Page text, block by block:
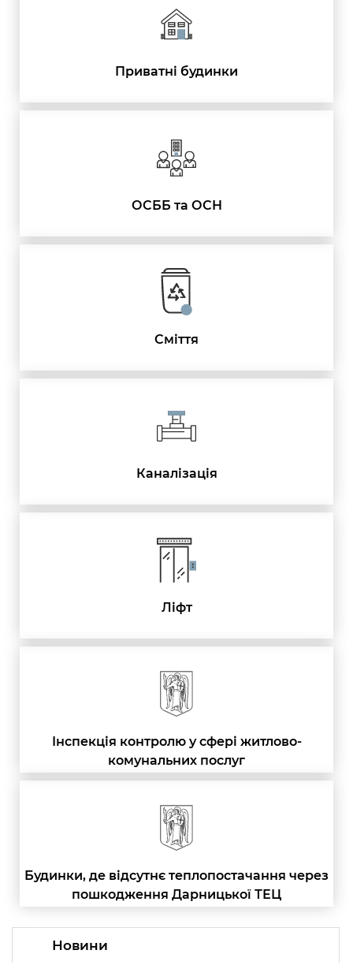
Приватні будинки
ОСББ та ОСН
Сміття
Каналізація
Ліфт
Інспекція контролю у сфері житлово-
комунальних послуг
Будинки, де відсутнє теплопостачання через
пошкодження Дарницької ТЕЦ
Новини